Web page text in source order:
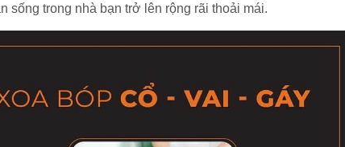
sống trong nhà bạn trở lên rộng rãi thoải mái.